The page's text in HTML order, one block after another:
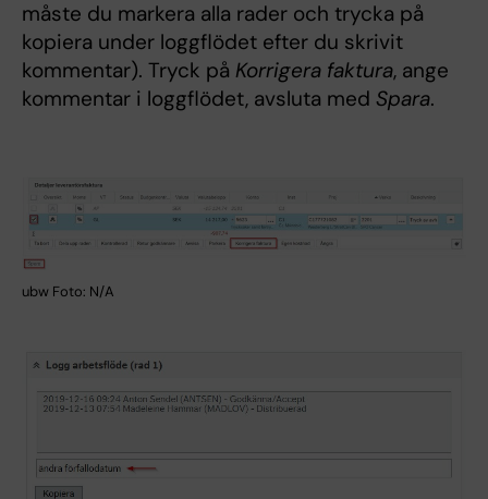
måste du markera alla rader och trycka på
kopiera under loggflödet efter du skrivit
kommentar). Tryck på Korrigera faktura, ange
kommentar i loggflödet, avsluta med Spara.
ubw Foto: N/A